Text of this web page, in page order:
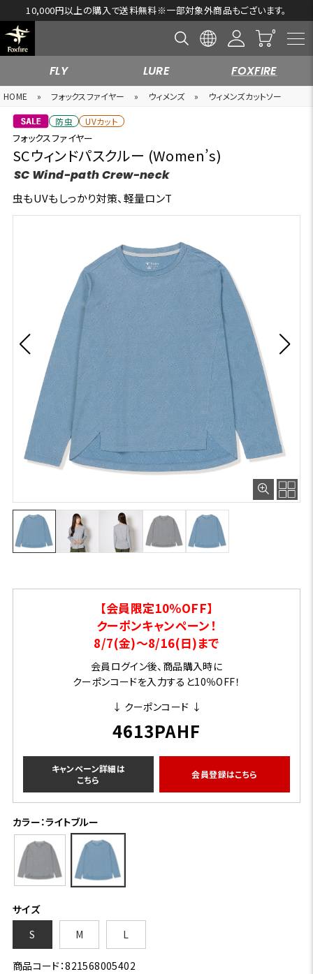
円以上の購入で送料無料※一部対象外商品もございます。
FLY LURE FOXFIRE
HOME » フォックスファイヤー » ウィメンズ » ウィメンズカットソー
防虫 UVカット
フォックスファイヤー
SCウィンドパスクルー (Women’s)
SC Wind-path Crew-neck
虫もUVもしっかり対策、軽量ロンT
【会員限定10％OFF】
クーポンキャンペーン！
8/7(金)～8/16(日)まで
会員ログイン後、商品購入時に
クーポンコードを入力すると10％OFF！
↓ クーポンコード ↓
4613PAHF
キャンペーン詳細は
こちら
会員登録はこちら
カラー：ライトブルー
サイズ
S
M L
商品コード：821568005402